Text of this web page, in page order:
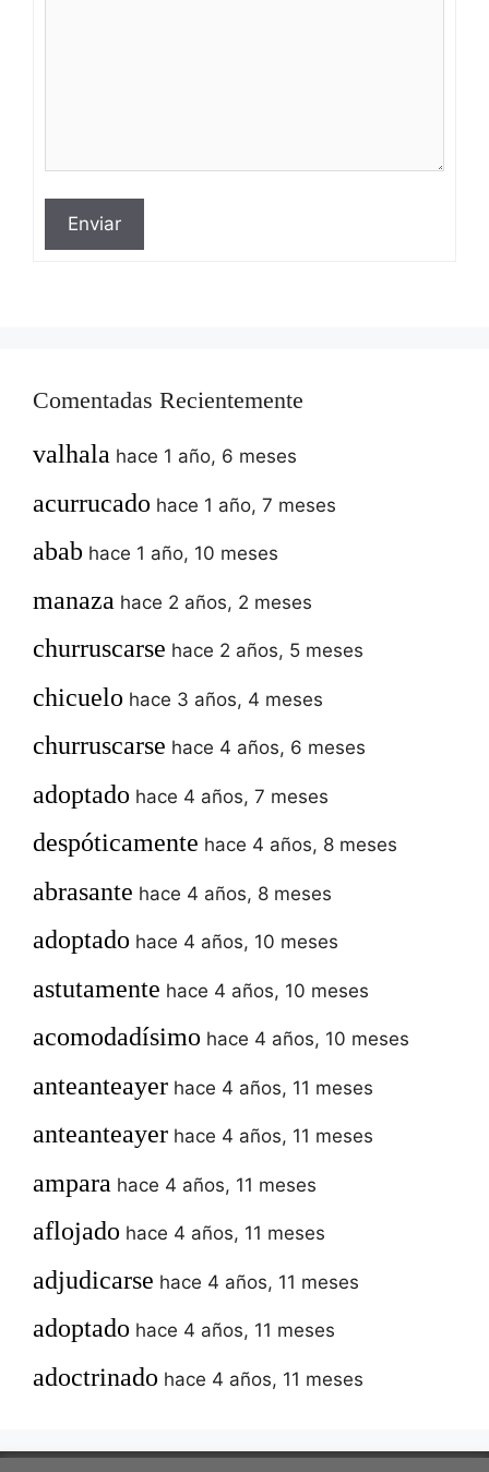
Enviar
Comentadas Recientemente
valhala hace 1 año, 6 meses
acurrucado hace 1 año, 7 meses
abab hace 1 año, 10 meses
manaza hace 2 años, 2 meses
churruscarse hace 2 años, 5 meses
chicuelo hace 3 años, 4 meses
churruscarse hace 4 años, 6 meses
adoptado hace 4 años, 7 meses
despóticamente hace 4 años, 8 meses
abrasante hace 4 años, 8 meses
adoptado hace 4 años, 10 meses
astutamente hace 4 años, 10 meses
acomodadísimo hace 4 años, 10 meses
anteanteayer hace 4 años, 11 meses
anteanteayer hace 4 años, 11 meses
ampara hace 4 años, 11 meses
aflojado hace 4 años, 11 meses
adjudicarse hace 4 años, 11 meses
adoptado hace 4 años, 11 meses
adoctrinado hace 4 años, 11 meses